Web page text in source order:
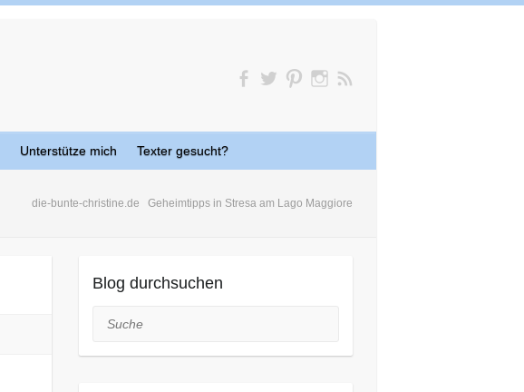
Unterstütze mich Texter gesucht?
die-bunte-christine.de Geheimtipps in Stresa am Lago Maggiore
Blog durchsuchen
Suche